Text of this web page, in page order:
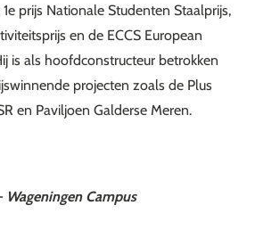
prijs Nationale Studenten Staalprijs,
en de ECCS European
is als hoofdconstructeur betrokken
projecten zoals de Plus
en Paviljoen Galderse Meren.
Campus